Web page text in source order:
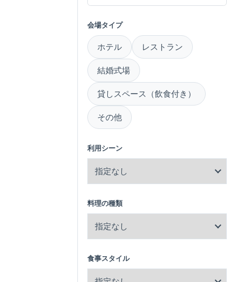
会場タイプ
ホテル レストラン
結婚式場
貸しスペース（飲食付き）
その他
利用シーン
料理の種類
食事スタイル